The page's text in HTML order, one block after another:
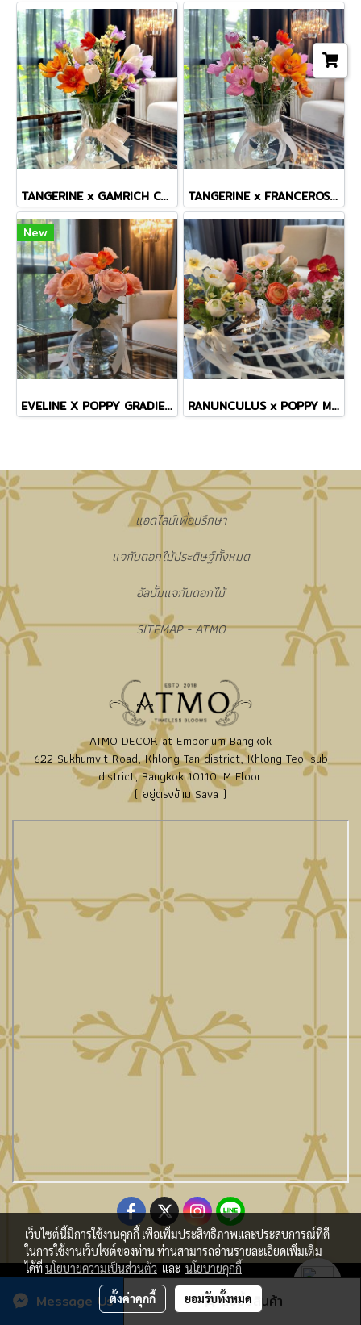
สั่งซื้อสินค้า
Message Us
TANGERINE x GAMRICH COSMOS TINY MASTERPIECE VASE TANGERINE x FRANCEROSE COSMOS TINY MASTERPIECE VASE
New
EVELINE X POPPY GRADIENT VASE RANUNCULUS x POPPY MINI VASE
แอดไลน์เพื่อปรึกษา
แจกันดอกไม้ประดิษฐ์ทั้งหมด
อัลบั้มแจกันดอกไม้
SITEMAP - ATMO
ATMO DECOR at Emporium Bangkok
622 Sukhumvit Road, Khlong Tan district, Khlong Teoi sub
district, Bangkok 10110. M Floor.
( อยู่ตรงข้าม Sava )
Copy Right By Atmo Decor Co., Ltd. atmo@seveninnotech.com
ผู้เข้าชมวันนี้
1,150
เว็บไซต์นี้มีการใช้งานคุกกี้ เพื่อเพิ่มประสิทธิภาพและประสบการณ์ที่ดี
ในการใช้งานเว็บไซต์ของท่าน ท่านสามารถอ่านรายละเอียดเพิ่มเติม
ได้ที่นโยบายความเป็นส่วนตัวและนโยบายคุกกี้
ตั้งค่าคุกกี้ ยอมรับทั้งหมด